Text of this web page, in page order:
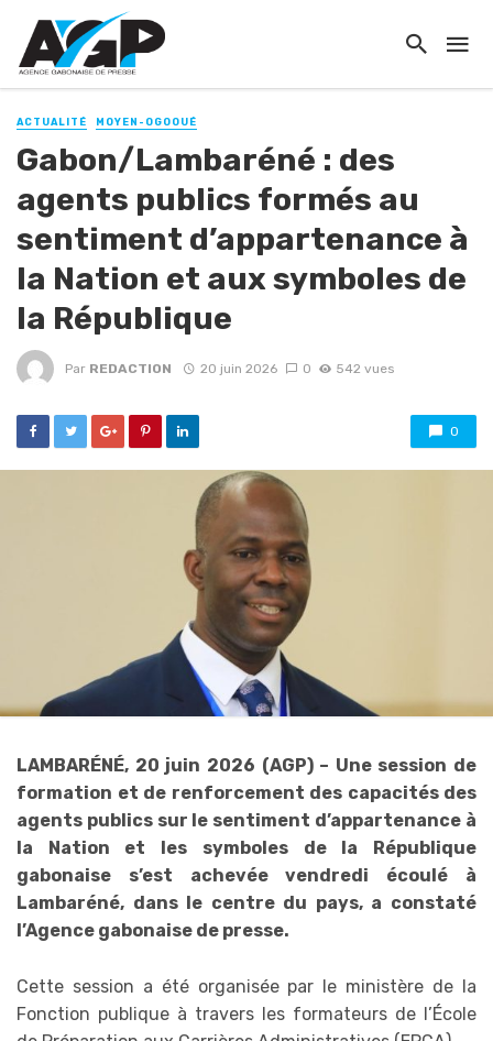
ACTUALITÉ MOYEN-OGOOUÉ
Gabon/Lambaréné : des
agents publics formés au
sentiment d’appartenance à
la Nation et aux symboles de
la République
Par REDACTION 20 juin 2026 0 542 vues
0
LAMBARÉNÉ, 20 juin 2026 (AGP) – Une session de
formation et de renforcement des capacités des
agents publics sur le sentiment d’appartenance à
la Nation et les symboles de la République
gabonaise s’est achevée vendredi écoulé à
Lambaréné, dans le centre du pays, a constaté
l’Agence gabonaise de presse.
Cette session a été organisée par le ministère de la
Fonction publique à travers les formateurs de l’École